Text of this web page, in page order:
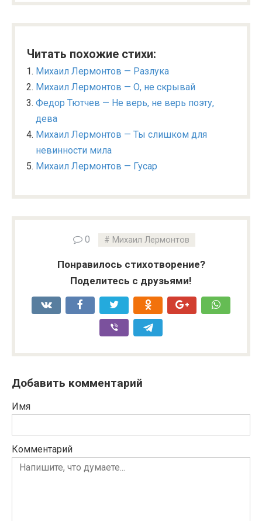
Читать похожие стихи:
Михаил Лермонтов — Разлука
Михаил Лермонтов — О, не скрывай
Федор Тютчев — Не верь, не верь поэту,
дева
Михаил Лермонтов — Ты слишком для
невинности мила
Михаил Лермонтов — Гусар
0 Михаил Лермонтов
Понравилось стихотворение?
Поделитесь с друзьями!
Добавить комментарий
Имя
Комментарий